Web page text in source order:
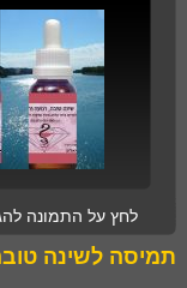
לחץ על התמונה
תמיסה לשינה